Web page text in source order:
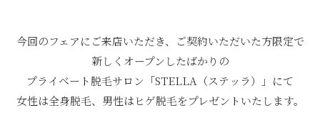
今回のフェアにご来店いただき、ご契約いただいた方限定で
新しくオープンしたばかりの
プライベート脱毛サロン「STELLA（ステッラ）」にて
女性は全身脱毛、男性はヒゲ脱毛をプレゼントいたします。